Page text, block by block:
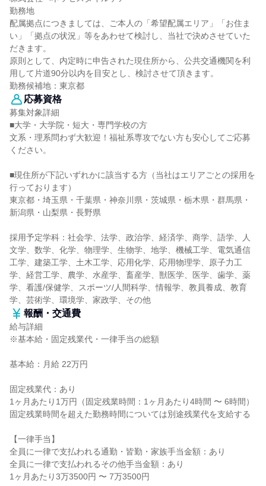
勤務地
配属拠点につきましては、ご本人の「希望配属エリア」「お住ま
い」「拠点の状況」等をあわせて検討し、当社で決めさせていた
だきます。
原則として、内定時に申告された現住所から、公共交通機関を利
用して片道90分以内を目安とし、検討させて頂きます。
勤務候補地：東京都
応募資格
募集対象詳細
■大学・大学院・短大・専門学校の方
文系・理系問わず大歓迎！福祉系専攻でない方も安心してご応募
ください。
■現住所が下記いずれかに該当する方（当社はエリアごとの採用を
行っております）
東京都・埼玉県・千葉県・神奈川県・茨城県・栃木県・群馬県・
新潟県・山梨県・長野県
採用予定学科：社会学、法学、政治学、経済学、商学、語学、人
文学、数学、化学、物理学、生物学、地学、機械工学、電気通信
工学、建築工学、土木工学、応用化学、応用物理学、原子力工
学、経営工学、農学、水産学、畜産学、獣医学、医学、歯学、薬
学、看護/保健学、スポーツ/人間科学、情報学、教員養成、教育
学、芸術学、環境学、家政学、その他
報酬・交通費
給与詳細
※基本給・固定残業代・一律手当の総額
基本給：月給 22万円
固定残業代：あり
1ヶ月あたり1万円（固定残業時間：1ヶ月あたり4時間 〜 6時間）
固定残業時間を超えた勤務時間については別途残業代を支給する
【一律手当】
全員に一律で支払われる通勤・皆勤・家族手当金額：あり
全員に一律で支払われるその他手当金額：あり
1ヶ月あたり3万3500円 〜 7万3500円